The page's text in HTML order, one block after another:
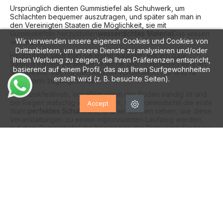
Wir verwenden unsere eigenen Cookies und Cookies von
Drittanbietern, um unsere Dienste zu analysieren und/oder
Ihnen Werbung zu zeigen, die Ihren Präferenzen entspricht,
basierend auf einem Profil, das aus Ihren Surfgewohnheiten
erstellt wird (z. B. besuchte Seiten).
Accept
Ursprünglich dienten Gummistiefel als Schuhwerk, um
Schlachten bequemer auszutragen, und später sah man in
den Vereinigten Staaten die Möglichkeit, sie mit
wir heute.
Heutzutage sieht man sie immer häufiger, vor ein paar
Saisons kamen sie wieder in Mode und hinterließen eine Art
Schuhwerk, das nur den Kleinen vorbehalten war und für
jedermann zugänglich war.
Auf Musikfestivals, vor allem wenn der Boden sandig ist und
bei Regen matschig werden kann, sind Gummistiefel die erste
perfektes Schuhwerk, und wir können sehen, wie diese
auf dem Gummistiefel die Königinnen der Party sind. Ein sexy